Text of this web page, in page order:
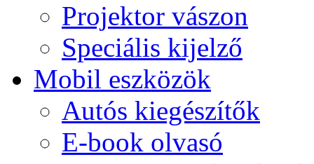
Projektor vászon
Speciális kijelző
Mobil eszközök
Autós kiegészítők
E-book olvasó